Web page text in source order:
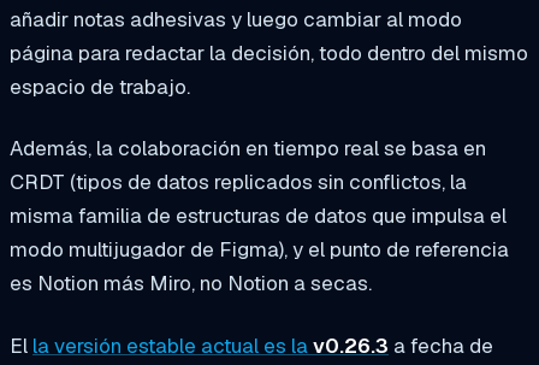
añadir notas adhesivas y luego cambiar al modo
página para redactar la decisión, todo dentro del mismo
espacio de trabajo.
Además, la colaboración en tiempo real se basa en
CRDT (tipos de datos replicados sin conflictos, la
misma familia de estructuras de datos que impulsa el
modo multijugador de Figma), y el punto de referencia
es Notion más Miro, no Notion a secas.
El la versión estable actual es lav0.26.3 a fecha de